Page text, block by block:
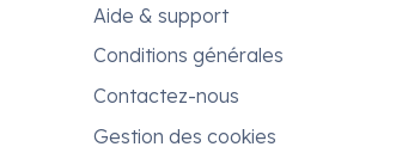
Aide & support
Conditions générales
Contactez-nous
Gestion des cookies